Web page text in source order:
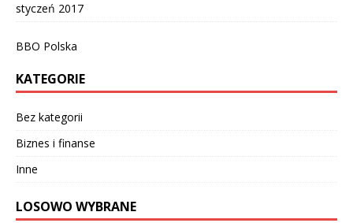
styczeń 2017
BBO Polska
KATEGORIE
Bez kategorii
Biznes i finanse
Inne
LOSOWO WYBRANE